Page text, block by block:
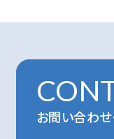
お問い合わ